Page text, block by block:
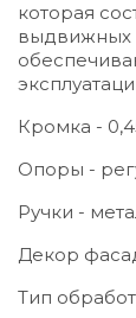
которая
выдвижных
Кромка -
Опоры -
Ручки -
Декор
Тип